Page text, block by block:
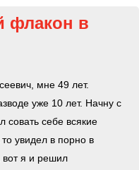
флакон в
мне 49 лет.
уже 10 лет. Начну с
совать себе всякие
увидел в порно в
вот я и решил